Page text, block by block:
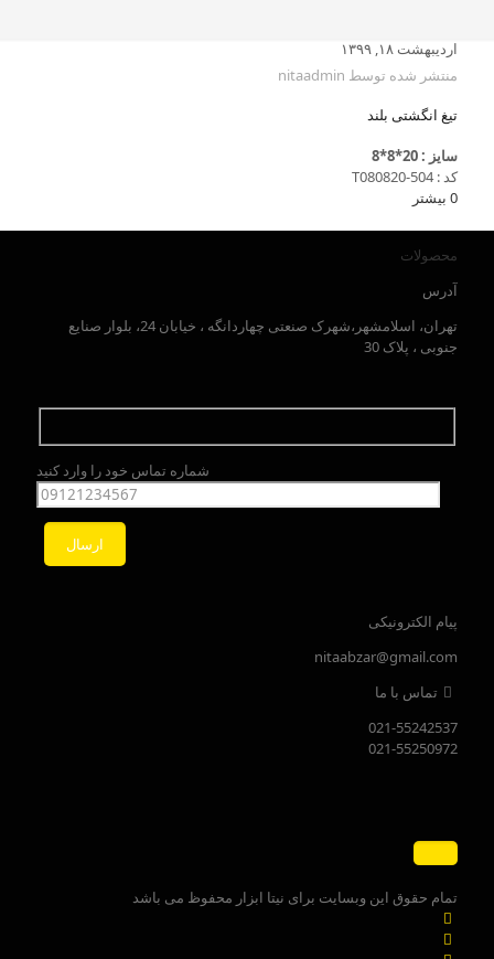
اردیبهشت ۱۸, ۱۳۹۹
منتشر شده توسط nitaadmin
تیغ انگشتی بلند
سایز : 20*8*8
کد : T080820-504
0 بیشتر
محصولات
آدرس
تهران، اسلامشهر،شهرک صنعتی چهاردانگه ، خیابان 24، بلوار صنایع
جنوبی ، پلاک 30
شماره تماس خود را وارد کنید
پیام الکترونیکی
nitaabzar@gmail.com
تماس با ما
021-55242537
021-55250972
تمام حقوق این وبسایت برای نیتا ابزار محفوظ می باشد